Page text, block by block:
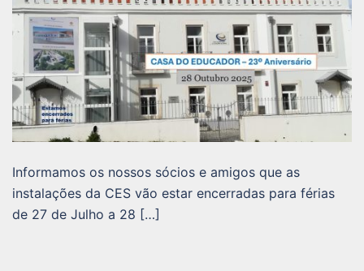
Informamos os nossos sócios e amigos que as
instalações da CES vão estar encerradas para férias
de 27 de Julho a 28 […]